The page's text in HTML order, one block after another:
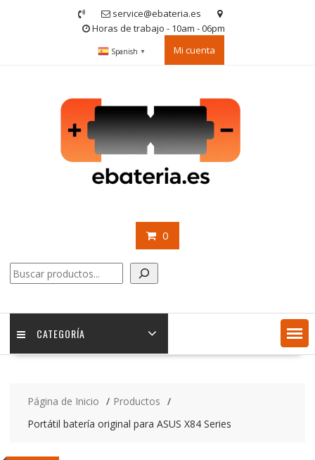
service@ebateria.es
Horas de trabajo - 10am - 06pm
Spanish ▼ Mi cuenta
0
Buscar
CATEGORÍA
Página de Inicio
Productos
Portátil batería original para ASUS X84 Series